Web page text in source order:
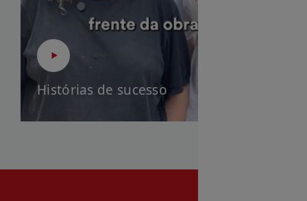
Histórias de sucesso